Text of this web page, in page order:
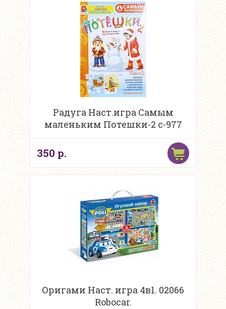
Радуга Наст.игра Самым
маленьким Потешки-2 с-977
350 р.
Оригами Наст. игра 4в1. 02066
Robocar.